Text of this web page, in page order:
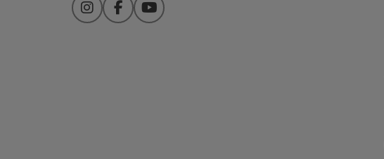
InstagramFacebookYouTube